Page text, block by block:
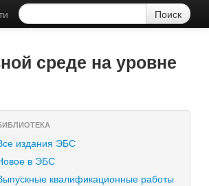
среде на уровне
издания ЭБС
в ЭБС
квалификационные работы